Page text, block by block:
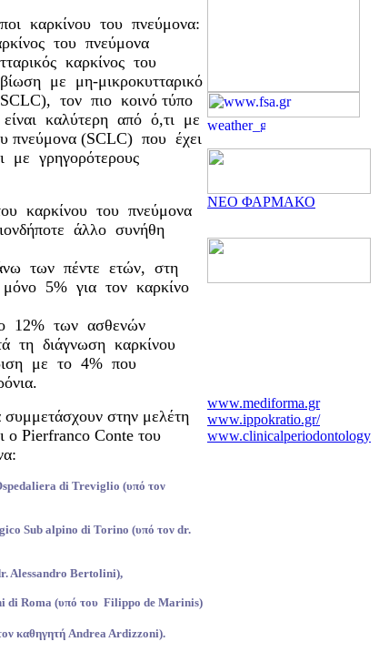
καρκίνου του πνεύμονα:
του πνεύμονα
καρκίνος του
με μη-μικροκυτταρικό
τον πιο κοινό τύπο
καλύτερη από ό,τι με
πνεύμονα (SCLC) που έχει
με γρηγορότερους
καρκίνου του πνεύμονα
άλλο συνήθη
των πέντε ετών, στη
5% για τον καρκίνο
12% των ασθενών
τη διάγνωση καρκίνου
με το 4% που
συμμετάσχουν στην μελέτη
ο Pierfranco Conte του
di Treviglio (υπό τον
Sub alpino di Torino (υπό τον dr.
Alessandro Bertolini),
di Roma (υπό του Filippo de Marinis)
καθηγητή Andrea Ardizzoni).
ΝΕΟ ΦΑΡΜΑΚΟ
www.mediforma.gr
www.ippokratio.gr/
www.clinicalperiodontology.gr
www.aglaiakyriakou.gr